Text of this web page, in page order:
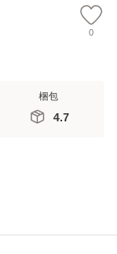
0
梱包
4.7